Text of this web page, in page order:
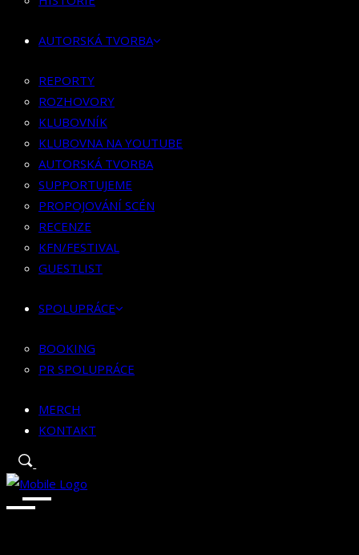
KLUBOVNA NA YOUTUBE
SUPPORTUJEME
PROPOJOVÁNÍ SCÉN
RECENZE
KFN/FESTIVAL
GUESTLIST
SPOLUPRÁCE
BOOKING
PR SPOLUPRÁCE
MERCH
AUTORSKÁ TVORBA
REPORTY
ROZHOVORY
KLUBOVNÍK
KLUBOVNA NA YOUTUBE
AUTORSKÁ TVORBA
SUPPORTUJEME
PROPOJOVÁNÍ SCÉN
RECENZE
KFN/FESTIVAL
GUESTLIST
SPOLUPRÁCE
BOOKING
PR SPOLUPRÁCE
MERCH
KONTAKT